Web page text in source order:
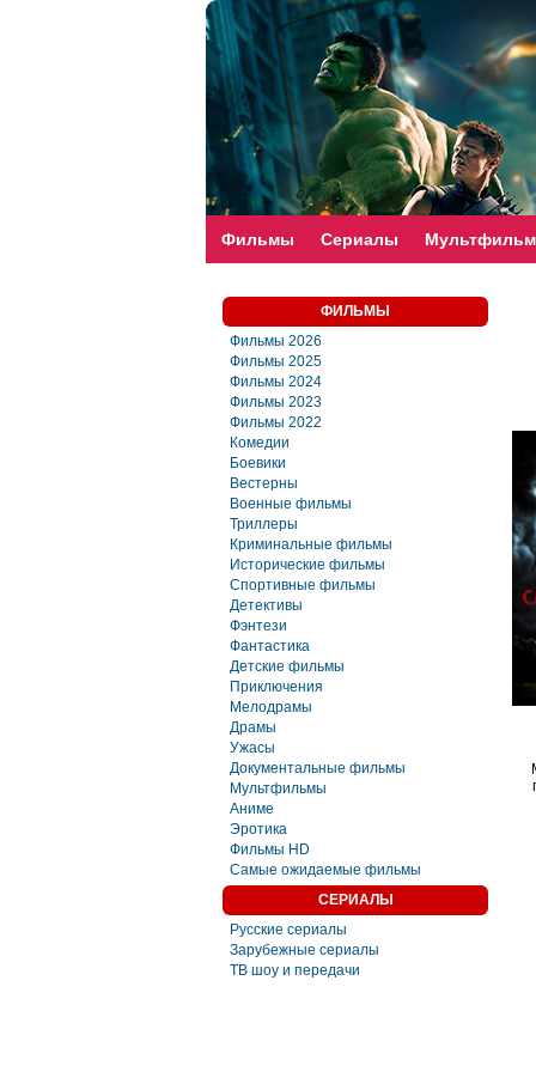
faste-torrent.com
Фильмы Сериалы
ФИЛЬМЫ
Фильмы 2026
Фильмы 2025
Фильмы 2024
Фильмы 2023
Фильмы 2022
Комедии
Боевики
Вестерны
Военные фильмы
Триллеры
Криминальные фильмы
Исторические фильмы
Спортивные фильмы
Детективы
Фэнтези
Фaнтастика
Детские фильмы
Приключения
Мелодрамы
Драмы
Ужасы
Документальные фильмы
Мультфильмы
Аниме
Эротика
Фильмы HD
Самые ожидаемые фильмы
СЕРИАЛЫ
Русские сериалы
Зарубежные сериалы
ТВ шоу и передачи